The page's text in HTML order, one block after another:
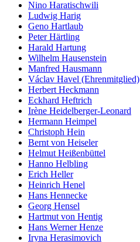
Nino Haratischwili
Ludwig Harig
Geno Hartlaub
Peter Härtling
Harald Hartung
Wilhelm Hausenstein
Manfred Hausmann
Václav Havel (Ehrenmitglied)
Herbert Heckmann
Eckhard Heftrich
Irène Heidelberger-Leonard
Hermann Heimpel
Christoph Hein
Bernt von Heiseler
Helmut Heißenbüttel
Hanno Helbling
Erich Heller
Heinrich Henel
Hans Hennecke
Georg Hensel
Hartmut von Hentig
Hans Werner Henze
Iryna Herasimovich